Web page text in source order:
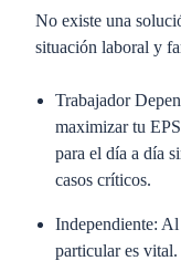
No existe una
situación laboral y
Trabajador
maximizar tu
para el día a día
casos críticos.
Independiente: Al
particular es